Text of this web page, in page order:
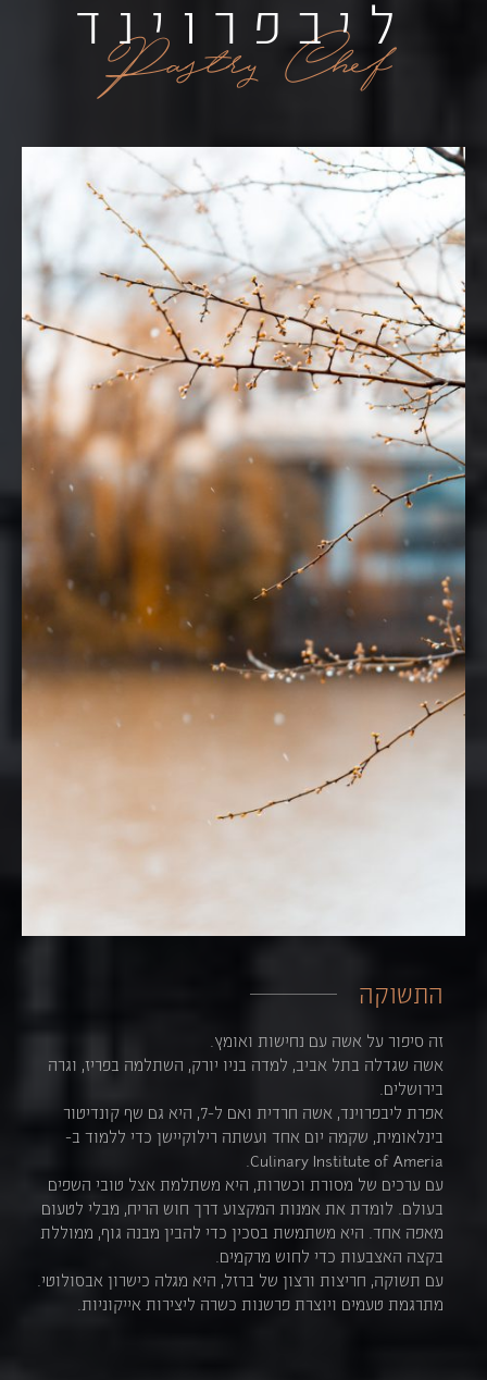
ליבפרוינד
Pastry Chef
התשוקה
זה סיפור על אשה עם נחישות ואומץ.
אשה שגדלה בתל אביב, למדה בניו יורק, השתלמה בפריז, וגרה
בירושלים.
אפרת ליבפרוינד, אשה חרדית ואם ל-7, היא גם שף קונדיטור
בינלאומית, שקמה יום אחד ועשתה רילוקיישן כדי ללמוד ב-
Culinary Institute of Ameria.
עם ערכים של מסורת וכשרות, היא משתלמת אצל טובי השפים
בעולם. לומדת את אמנות המקצוע דרך חוש הריח, מבלי לטעום
מאפה אחד. היא משתמשת בסכין כדי להבין מבנה גוף, ממוללת
בקצה האצבעות כדי לחוש מרקמים.
עם תשוקה, חריצות ורצון של ברזל, היא מגלה כישרון אבסולוטי.
מתרגמת טעמים ויוצרת פרשנות כשרה ליצירות אייקוניות.